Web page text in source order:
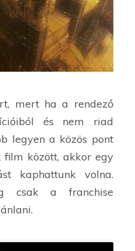
mert ha a rendező
és nem riad
legyen a közös pont
film között, akkor egy
kaphattunk volna.
csak a franchise